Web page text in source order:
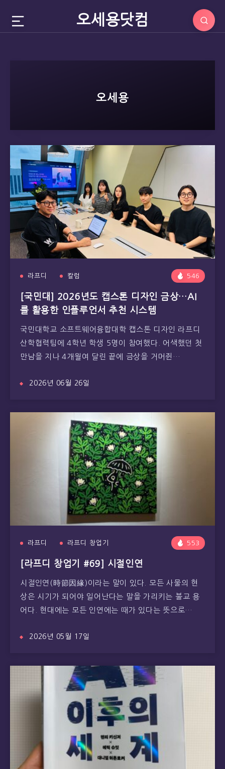
오세용닷컴
오세용
라프디 칼럼 546
[국민대] 2026년도 캡스톤 디자인 금상…AI
를 활용한 인플루언서 추천 시스템
국민대학교 소프트웨어융합대학 캡스톤 디자인 라프디
산학협력팀에 4학년 학생 5명이 참여했다. 어색했던 첫
만남을 지나 4개월여 달린 끝에 금상을 거머쥔…
2026년 06월 26일
라프디 라프디 창업기 553
[라프디 창업기 #69] 시절인연
시절인연(時節因緣)이라는 말이 있다. 모든 사물의 현
상은 시기가 되어야 일어난다는 말을 가리키는 불교 용
어다. 현대에는 모든 인연에는 때가 있다는 뜻으로…
2026년 05월 17일